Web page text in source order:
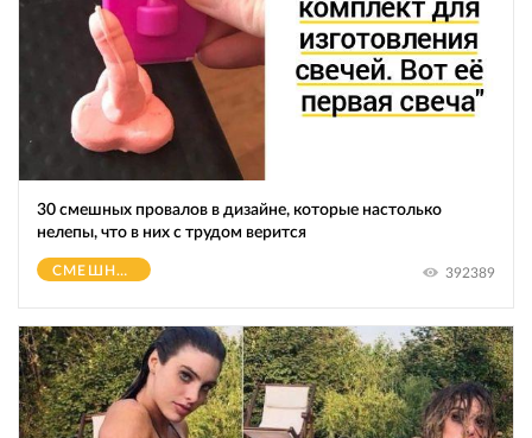
30 смешных провалов в дизайне, которые настолько
нелепы, что в них с трудом верится
СМЕШНОЕ 392389